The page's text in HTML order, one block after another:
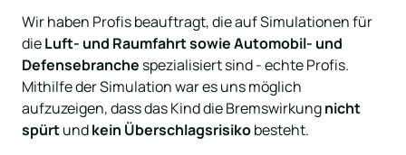
Wir haben Profis beauftragt, die auf Simulationen für
die Luft- und Raumfahrt sowie Automobil- und
Defensebranche spezialisiert sind - echte Profis.
Mithilfe der Simulation war es uns möglich
aufzuzeigen, dass das Kind die Bremswirkung nicht
spürt und kein Überschlagsrisiko besteht.